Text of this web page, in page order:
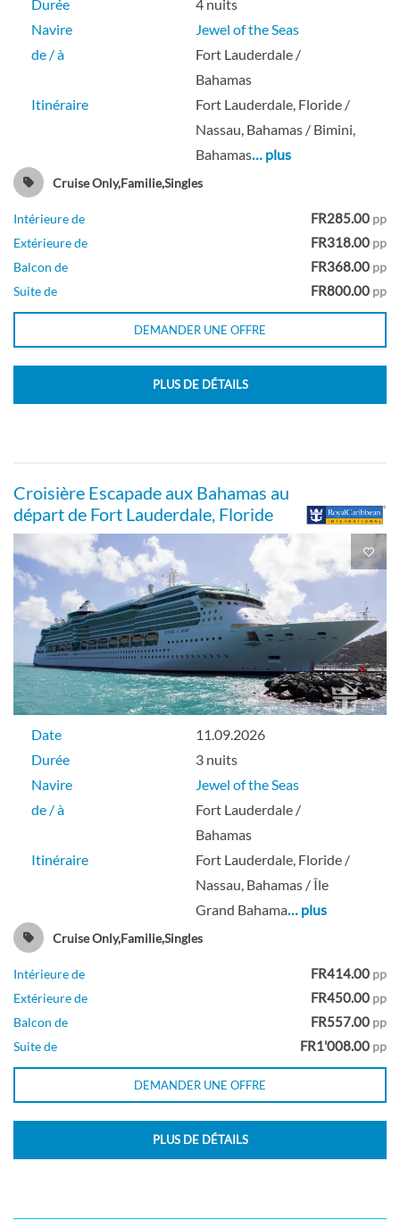
Cabine avec balcon
Cabine Quad garantie à balcon avec vue
sur océan-[XQ]
Balcon
Cabine avec vue sur océan
Cabine Quad garantie avec vue sur
océan-[YQ]
Extérieure
Cabine intérieure
Cabine intérieure Quad garantie-[ZQ]
Durée
4 nuits
Navire
Jewel of the Seas
de / à
Fort Lauderdale /
Bahamas
Itinéraire
Fort Lauderdale, Floride /
Nassau, Bahamas / Bimini,
Bahamas… plus
Cruise Only,Familie,Singles
Intérieure de FR285.00 pp
Extérieure de
FR318.00 pp
Balcon de
FR368.00 pp
Suite de
FR800.00 pp
DEMANDER UNE OFFRE
PLUS DE DÉTAILS
Croisière Escapade aux Bahamas au
départ de Fort Lauderdale, Floride
Date
11.09.2026
Durée
3 nuits
Navire
Jewel of the Seas
de / à
Fort Lauderdale /
Bahamas
Itinéraire
Fort Lauderdale, Floride /
Nassau, Bahamas / Île
Grand Bahama… plus
Cruise Only,Familie,Singles
Intérieure de FR414.00 pp
Extérieure de
FR450.00 pp
Balcon de
FR557.00 pp
Suite de
FR1'008.00 pp
DEMANDER UNE OFFRE
PLUS DE DÉTAILS